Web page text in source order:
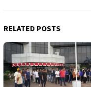
RELATED POSTS